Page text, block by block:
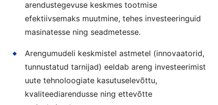
arendustegevuse keskmes tootmise
efektiivsemaks muutmine, tehes investeeringuid
masinatesse ning seadmetesse.
Arengumudeli keskmistel astmetel (innovaatorid,
tunnustatud tarnijad) eeldab areng investeerimist
uute tehnoloogiate kasutuselevõttu,
kvaliteediarendusse ning ettevõtte